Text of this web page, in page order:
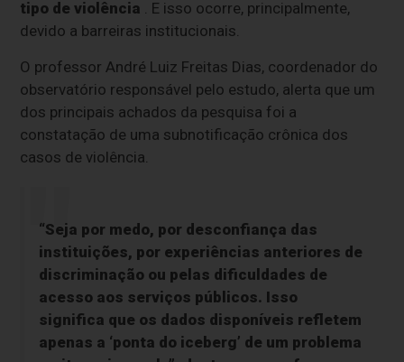
tipo de violência . E isso ocorre, principalmente,
devido a barreiras institucionais.
O professor André Luiz Freitas Dias, coordenador do
observatório responsável pelo estudo, alerta que um
dos principais achados da pesquisa foi a
constatação de uma subnotificação crônica dos
casos de violência.
“Seja por medo, por desconfiança das
instituições, por experiências anteriores de
discriminação ou pelas dificuldades de
acesso aos serviços públicos. Isso
significa que os dados disponíveis refletem
apenas a ‘ponta do iceberg’ de um problema